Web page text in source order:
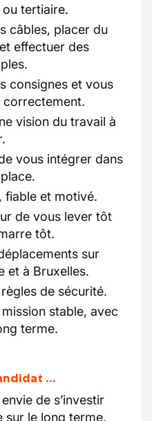
tertiaire.
câbles, placer du
effectuer des
consignes et vous
correctement.
vision du travail à
vous intégrer dans
fiable et motivé.
de vous lever tôt
tôt.
sur
et à Bruxelles.
de sécurité.
stable, avec
terme.
…
de s’investir
sur le long terme.